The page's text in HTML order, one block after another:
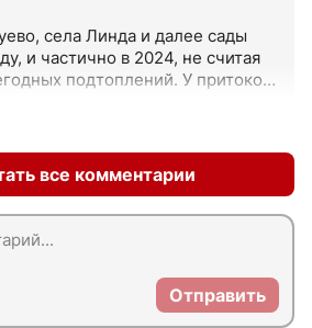
села Линда и далее сады
и частично в 2024, не считая
подтоплений. У притоков
и всегда готовиться к
по возможности
все комментарии
Отправить